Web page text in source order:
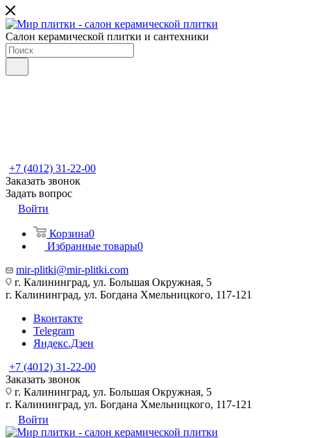
Салон керамической плитки и сантехники
+7 (4012) 31-22-00
Заказать звонок
Задать вопрос
Войти
Корзина0
Избранные товары0
mir-plitki@mir-plitki.com
г. Калининград, ул. Большая Окружная, 5
г. Калининград, ул. Богдана Хмельницкого, 117-121
Вконтакте
Telegram
Яндекс.Дзен
+7 (4012) 31-22-00
Заказать звонок
г. Калининград, ул. Большая Окружная, 5
г. Калининград, ул. Богдана Хмельницкого, 117-121
Войти